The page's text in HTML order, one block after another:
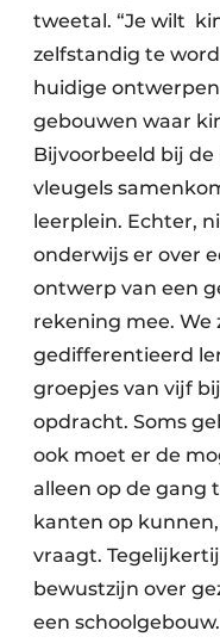
tweetal. “Je wilt
zelfstandig te
huidige
gebouwen waar
Bijvoorbeeld bij
vleugels
leerplein. Echter,
onderwijs er over
ontwerp van een
rekening mee. We
gedifferentieerd
groepjes van vijf
opdracht. Soms
ook moet er de
alleen op de gang
kanten op
vraagt.
bewustzijn over
een